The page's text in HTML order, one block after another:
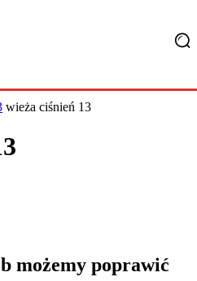
wieża ciśnień 13
możemy poprawić